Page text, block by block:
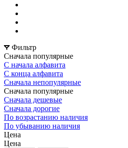
Фильтр
Сначала популярные
С начала алфавита
С конца алфавита
Сначала непопулярные
Сначала популярные
Сначала дешевые
Сначала дорогие
По возрастанию наличия
По убыванию наличия
Цена
Цена